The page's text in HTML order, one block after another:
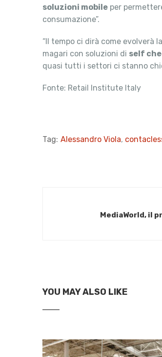
soluzioni mobile per
consumazione”.
“Il tempo ci dirà come evolverà
magari con soluzioni di self
quasi tutti i settori ci stanno
Fonte: Retail Institute Italy
Tag: Alessandro Viola,
MediaWorld, il
YOU MAY ALSO LIKE